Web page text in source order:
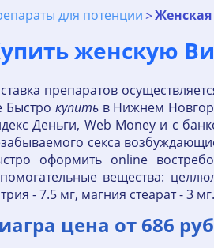
для потенции Женская
женскую
препаратов
Быстро купитьв Нижнем
Деньги, Web Money и с
секса
оформить online
вещества:
- 7.5 мг, магния стеарат - 3 мг.
цена от 686